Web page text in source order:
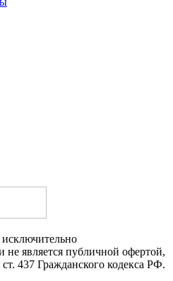
является публичной офертой,
437 Гражданского кодекса РФ.